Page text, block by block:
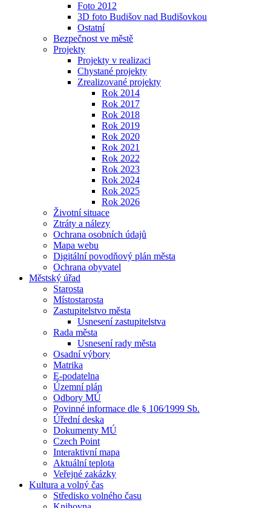
Foto 2012
3D foto Budišov nad Budišovkou
Ostatní
Bezpečnost ve městě
Projekty
Projekty v realizaci
Chystané projekty
Zrealizované projekty
Rok 2014
Rok 2017
Rok 2018
Rok 2019
Rok 2020
Rok 2021
Rok 2022
Rok 2023
Rok 2024
Rok 2025
Rok 2026
Životní situace
Ztráty a nálezy
Ochrana osobních údajů
Mapa webu
Digitální povodňový plán města
Ochrana obyvatel
Městský úřad
Starosta
Místostarosta
Zastupitelstvo města
Usnesení zastupitelstva
Rada města
Usnesení rady města
Osadní výbory
Matrika
E-podatelna
Územní plán
Odbory MÚ
Povinné informace dle § 106⁄1999 Sb.
Úřední deska
Dokumenty MÚ
Czech Point
Interaktivní mapa
Aktuální teplota
Veřejné zakázky
Kultura a volný čas
Středisko volného času